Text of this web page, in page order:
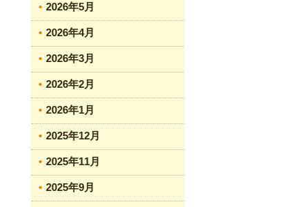
2026年5月
2026年4月
2026年3月
2026年2月
2026年1月
2025年12月
2025年11月
2025年9月